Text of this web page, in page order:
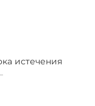
истечения